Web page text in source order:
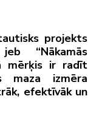
projekts
“Nākamās
mērķis ir radīt
maza izmēra
efektīvāk un